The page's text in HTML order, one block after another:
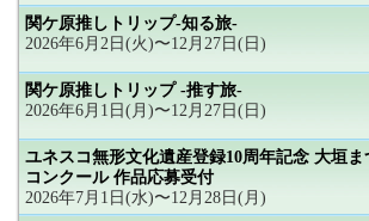
関ケ原推しトリップ-知る旅-
2026年6月2日(火)〜12月27日(日)
関ケ原推しトリップ -推す旅-
2026年6月1日(月)〜12月27日(日)
ユネスコ無形文化遺産登録10周年記念 大垣
コンクール 作品応募受付
2026年7月1日(水)〜12月28日(月)